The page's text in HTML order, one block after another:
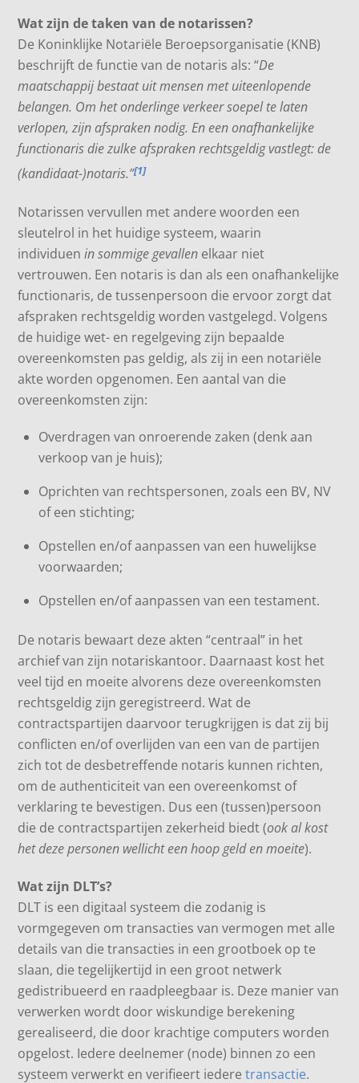
Wat zijn de taken van de notarissen?
De Koninklijke Notariële Beroepsorganisatie (KNB)
beschrijft de functie van de notaris als: “De
maatschappij bestaat uit mensen met uiteenlopende
belangen. Om het onderlinge verkeer soepel te laten
verlopen, zijn afspraken nodig. En een onafhankelijke
functionaris die zulke afspraken rechtsgeldig vastlegt: de
(kandidaat-)notaris.”[1]
Notarissen vervullen met andere woorden een
sleutelrol in het huidige systeem, waarin
individuenin sommige gevallen elkaar niet
vertrouwen. Een notaris is dan als een onafhankelijke
functionaris, de tussenpersoon die ervoor zorgt dat
afspraken rechtsgeldig worden vastgelegd. Volgens
de huidige wet- en regelgeving zijn bepaalde
overeenkomsten pas geldig, als zij in een notariële
akte worden opgenomen. Een aantal van die
overeenkomsten zijn:
Overdragen van onroerende zaken (denk aan
verkoop van je huis);
Oprichten van rechtspersonen, zoals een BV, NV
of een stichting;
Opstellen en/of aanpassen van een huwelijkse
voorwaarden;
Opstellen en/of aanpassen van een testament.
De notaris bewaart deze akten “centraal” in het
archief van zijn notariskantoor. Daarnaast kost het
veel tijd en moeite alvorens deze overeenkomsten
rechtsgeldig zijn geregistreerd. Wat de
contractspartijen daarvoor terugkrijgen is dat zij bij
conflicten en/of overlijden van een van de partijen
zich tot de desbetreffende notaris kunnen richten,
om de authenticiteit van een overeenkomst of
verklaring te bevestigen. Dus een (tussen)persoon
die de contractspartijen zekerheid biedt (ook al kost
het deze personen wellicht een hoop geld en moeite).
Wat zijn DLT’s?
DLT is een digitaal systeem die zodanig is
vormgegeven om transacties van vermogen met alle
details van die transacties in een grootboek op te
slaan, die tegelijkertijd in een groot netwerk
gedistribueerd en raadpleegbaar is. Deze manier van
verwerken wordt door wiskundige berekening
gerealiseerd, die door krachtige computers worden
opgelost. Iedere deelnemer (node) binnen zo een
systeem verwerkt en verifieert iederetransactie.